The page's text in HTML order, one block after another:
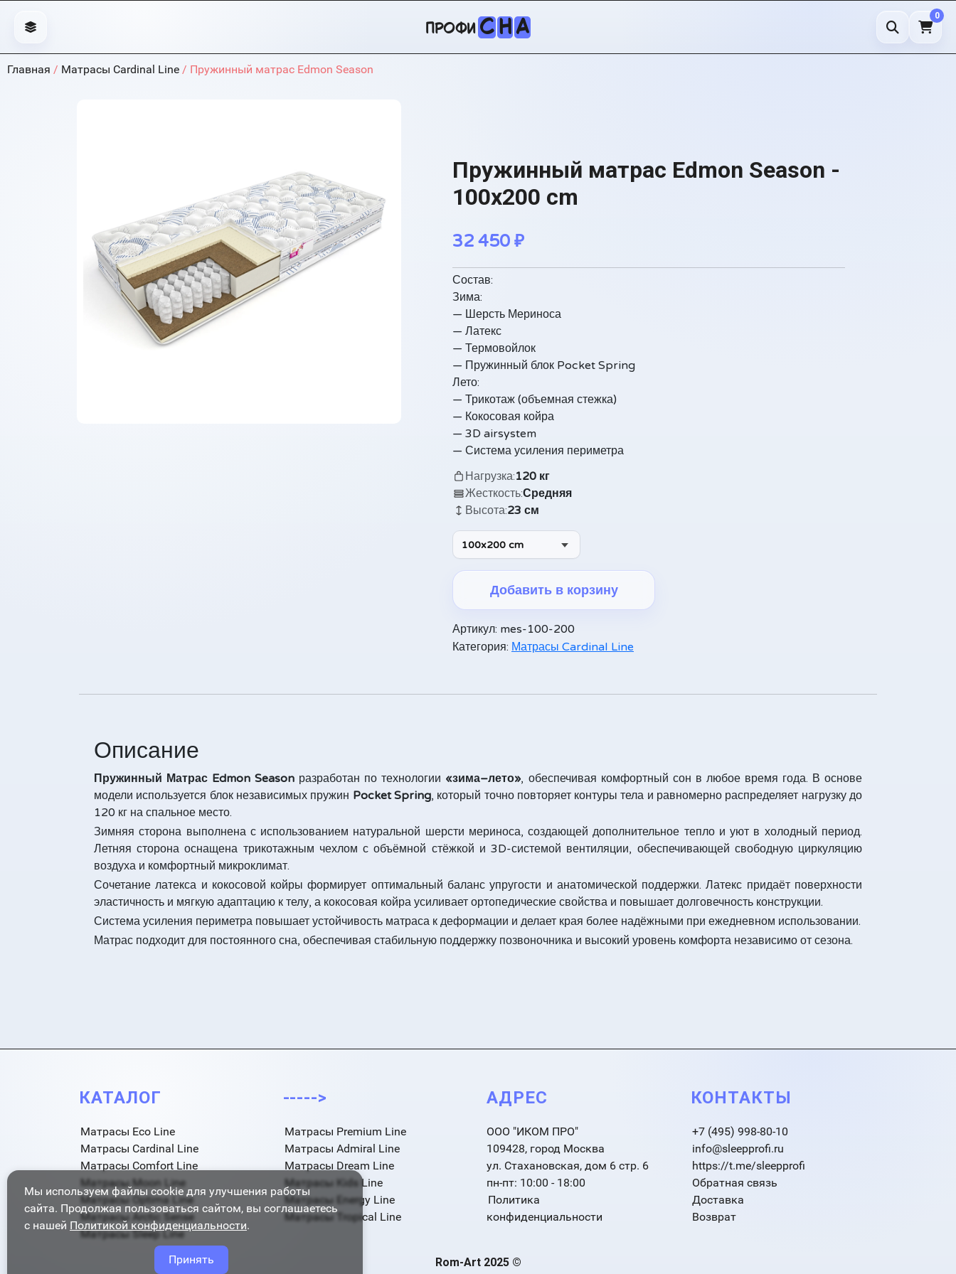
профи С НА
0
Главная / Матрасы Cardinal Line / Пружинный матрас Edmon Season
Пружинный матрас Edmon Season -
100x200 cm
32 450 ₽
Состав:
Зима:
— Шерсть Мериноса
— Латекс
— Термовойлок
— Пружинный блок Pocket Spring
Лето:
— Трикотаж (объемная стежка)
— Кокосовая койра
— 3D airsystem
— Система усиления периметра
Нагрузка:120 кг
Жесткость:Средняя
Высота:23 см
100x200 cm
Добавить в корзину
Артикул: mes-100-200
Категория: Матрасы Cardinal Line
Описание
Пружинный Матрас Edmon Season разработан по технологии «зима–лето», обеспечивая комфортный сон в любое время года. В основе
модели используется блок независимых пружин Pocket Spring, который точно повторяет контуры тела и равномерно распределяет нагрузку до
120 кг на спальное место.
Зимняя сторона выполнена с использованием натуральной шерсти мериноса, создающей дополнительное тепло и уют в холодный период.
Летняя сторона оснащена трикотажным чехлом с объёмной стёжкой и 3D-системой вентиляции, обеспечивающей свободную циркуляцию
воздуха и комфортный микроклимат.
Сочетание латекса и кокосовой койры формирует оптимальный баланс упругости и анатомической поддержки. Латекс придаёт поверхности
эластичность и мягкую адаптацию к телу, а кокосовая койра усиливает ортопедические свойства и повышает долговечность конструкции.
Система усиления периметра повышает устойчивость матраса к деформации и делает края более надёжными при ежедневном использовании.
Матрас подходит для постоянного сна, обеспечивая стабильную поддержку позвоночника и высокий уровень комфорта независимо от сезона.
КАТАЛОГ
Матрасы Eco Line
Матрасы Cardinal Line
Матрасы Comfort Line
Матрасы Moon Line
Матрасы Optima Line
Матрасы Arctic Sense
Матрасы Sleep Line
----->
Матрасы Premium Line
Матрасы Admiral Line
Матрасы Dream Line
Матрасы Kids Line
Матрасы Energy Line
Матрасы Tropical Line
АДРЕС
ООО "ИКОМ ПРО"
109428, город Москва
ул. Стахановская, дом 6 стр. 6
пн-пт: 10:00 - 18:00
Политика
конфиденциальности
КОНТАКТЫ
+7 (495) 998-80-10
info@sleepprofi.ru
https://t.me/sleepprofi
Обратная связь
Доставка
Возврат
Rom-Art 2025 ©
Мы используем файлы cookie для улучшения работы
сайта. Продолжая пользоваться сайтом, вы соглашаетесь
с нашей Политикой конфиденциальности.
Принять